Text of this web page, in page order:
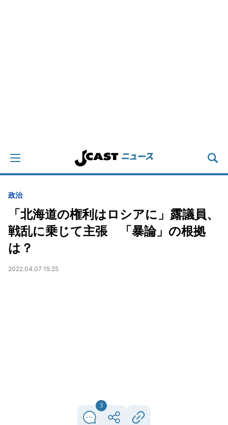
政治
「北海道の権利はロシアに」露議員、
戦乱に乗じて主張 「暴論」の根拠
は？
2022.04.07 15:25
3